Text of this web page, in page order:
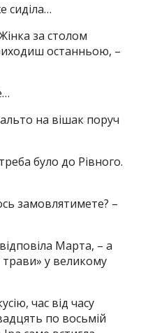
сиділа…
за столом
останньою, –
на вішак поруч
було до Рівного.
замовлятимете? –
Марта, – а
у великому
час від часу
по восьмій